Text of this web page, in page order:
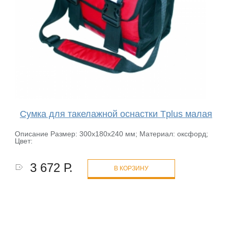
Сумка для такелажной оснастки Tplus малая
Описание Размер: 300х180х240 мм; Материал: оксфорд;
Цвет:
3 672 Р. В КОРЗИНУ